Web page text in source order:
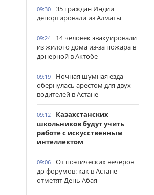
09:30
35 граждан Индии
депортировали из Алматы
09:24
14 человек эвакуировали
из жилого дома из-за пожара в
донерной в Актобе
09:19
Ночная шумная езда
обернулась арестом для двух
водителей в Астане
09:12
Казахстанских
школьников будут учить
работе с искусственным
интеллектом
09:06
От поэтических вечеров
до форумов: как в Астане
отметят День Абая